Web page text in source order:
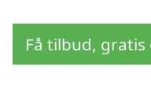
Få tilbud,